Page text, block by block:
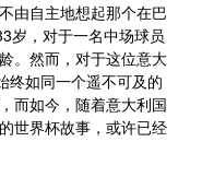
由自主地想起那个在巴
岁，对于一名中场球员
。然而，对于这位意大
终如同一个遥不可及的
而如今，随着意大利国
世界杯故事，或许已经